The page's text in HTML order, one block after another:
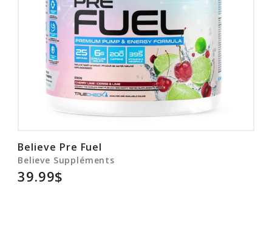
Believe Pre Fuel
Believe Suppléments
39.99$